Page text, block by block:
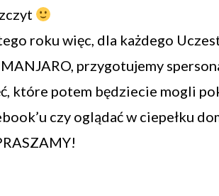
roku więc, dla każdego
przygotujemy
które potem będziecie mogli
czy oglądać w ciepełku